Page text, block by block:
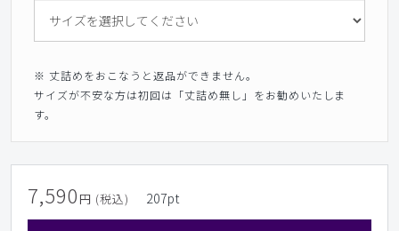
※ 丈詰めをおこなうと返品ができません。
サイズが不安な方は初回は「丈詰め無し」をお勧めいたしま
す。
7,590 円 (税込) 207pt